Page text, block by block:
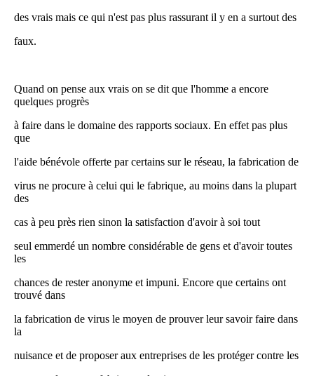
des vrais mais ce qui n'est pas plus rassurant il y en a surtout des
faux.
Quand on pense aux vrais on se dit que l'homme a encore
quelques progrès
à faire dans le domaine des rapports sociaux. En effet pas plus
que
l'aide bénévole offerte par certains sur le réseau, la fabrication de
virus ne procure à celui qui le fabrique, au moins dans la plupart
des
cas à peu près rien sinon la satisfaction d'avoir à soi tout
seul emmerdé un nombre considérable de gens et d'avoir toutes
les
chances de rester anonyme et impuni. Encore que certains ont
trouvé dans
la fabrication de virus le moyen de prouver leur savoir faire dans
la
nuisance et de proposer aux entreprises de les protéger contre les